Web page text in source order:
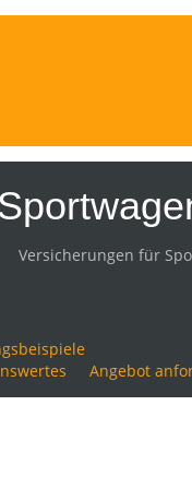
Versicherungen für
Angebot